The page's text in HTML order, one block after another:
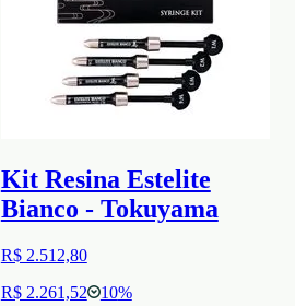
Kit Resina Estelite
Bianco - Tokuyama
R$ 2.512,80
R$ 2.261,52
10%